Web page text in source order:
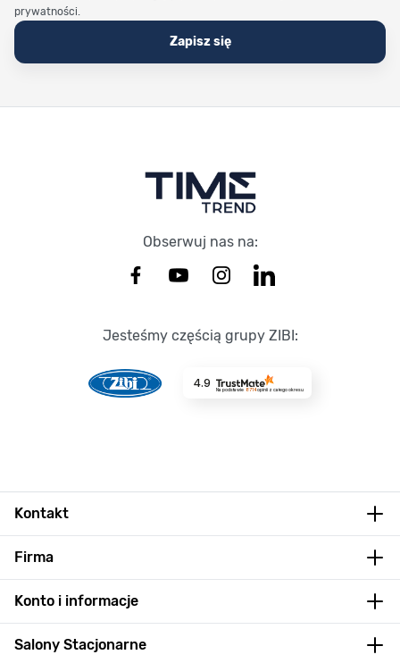
prywatności.
Zapisz się
Obserwuj nas na:
Jesteśmy częścią grupy ZIBI:
4.9
Na podstawie 8714opinii z całego okresu
Kontakt
Firma
Konto i informacje
Salony Stacjonarne